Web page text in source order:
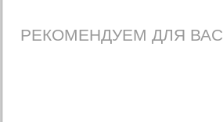
РЕКОМЕНДУЕМ ДЛЯ ВАС